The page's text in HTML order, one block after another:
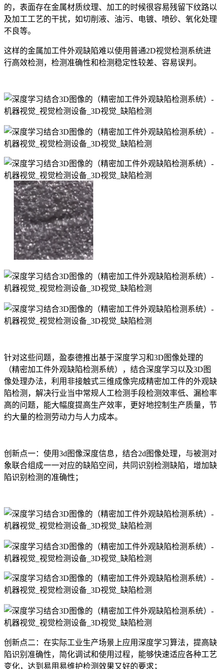
的，表面存在金属材质纹理、加工的时候很容易残留下纹路以
及加工工艺的干扰，如切削液、油污、电镀、喷砂、氧化处理
不良等。
这样的金属加工件外观缺陷难以使用普通2D视觉检测系统进
行高效检测，检测准确性和检测稳定性较差、容易误判。
针对这些问题，盈泰德推出基于深度学习和3D图像处理的
（精密加工件外观缺陷检测系统），结合深度学习以及3D图
像处理办法，利用非接触式三维成像完成精密加工件的外观缺
陷检测，解决行业当中常规人工检测手段检测效率低、漏检率
高的问题，能大幅度提高生产效率，更好地控制生产质量，节
约大量的检测劳动力与人力成本。
创新点一：使用3d图像深度信息，结合2d图像处理，与被测对
象联合组成一一对应的缺陷空间，共同识别检测缺陷，增加缺
陷识别检测的准确性；
创新点二：在实际工业生产场景上应用深度学习算法，提高缺
陷识别准确性，简化调试和使用过程，能够快速适应各种工艺
变化，达到易用易维护检测效果又好的要求；